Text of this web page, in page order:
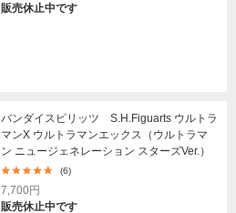
販売休止中です
バンダイスピリッツ S.H.Figuarts ウルトラ
マンX ウルトラマンエックス（ウルトラマ
ン ニュージェネレーション スターズVer.）
(6)
7,700円
販売休止中です